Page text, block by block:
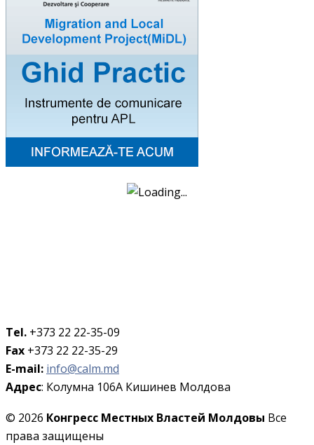
Tel. +373 22 22-35-09
Fax +373 22 22-35-29
E-mail: info@calm.md
Адрес: Колумна 106A Кишинев Молдова
© 2026 Конгресс Местных Властей Молдовы Все
права защищены